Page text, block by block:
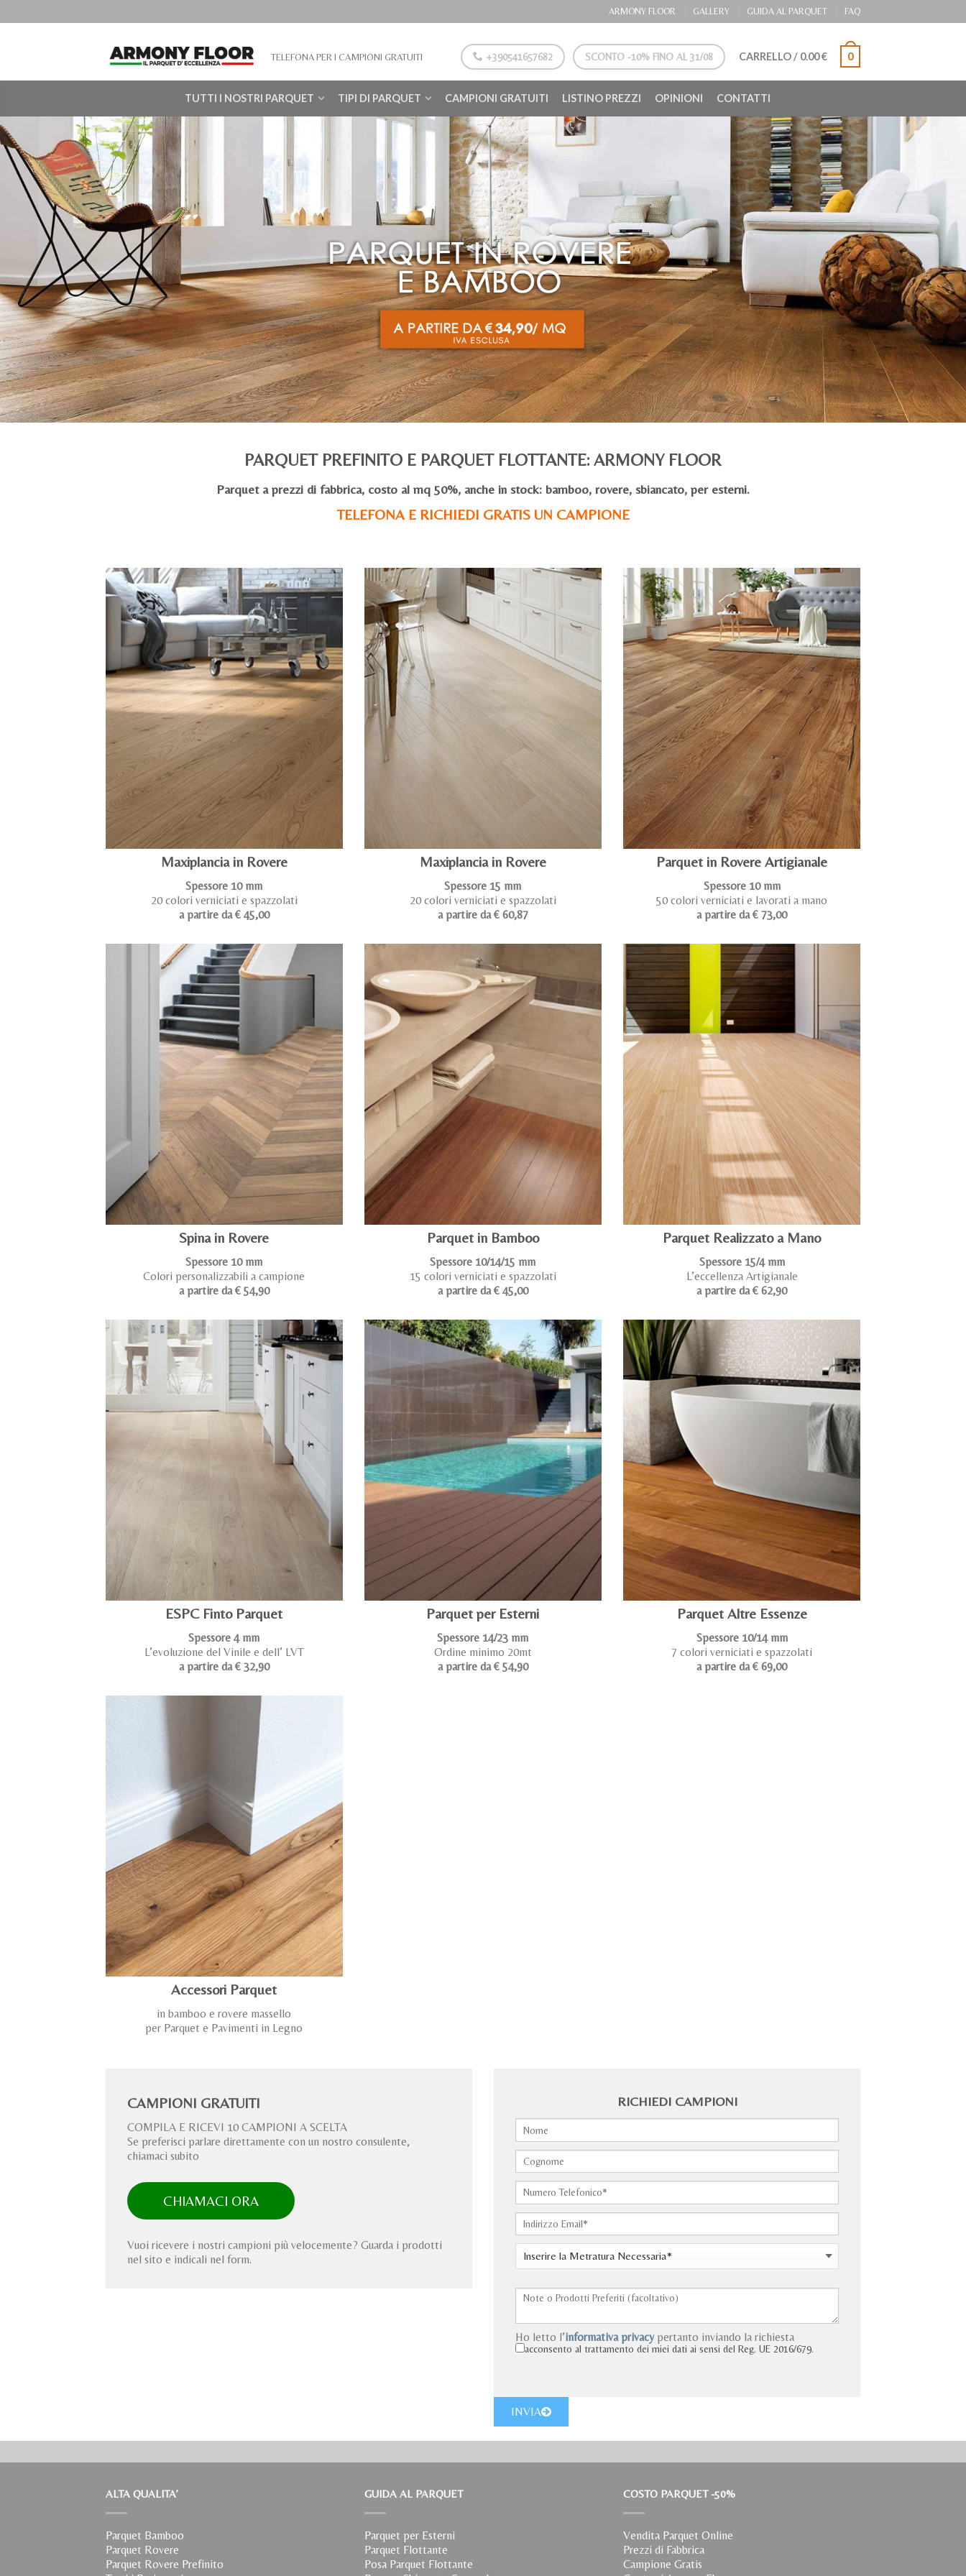
ARMONY FLOOR GALLERY GUIDA AL PARQUET FAQ
TELEFONA PER I CAMPIONI GRATUITI +390541657682 SCONTO -10% FINO AL 31/08 CARRELLO/ 0.00€ 0
TUTTI I NOSTRI PARQUET TIPI DI PARQUET CAMPIONI GRATUITI LISTINO PREZZI OPINIONI CONTATTI
PARQUET PREFINITO E PARQUET FLOTTANTE: ARMONY FLOOR
Parquet a prezzi di fabbrica, costo al mq 50%, anche in stock: bamboo, rovere, sbiancato, per esterni.
TELEFONA E RICHIEDI GRATIS UN CAMPIONE
Maxiplancia in Rovere
Spessore 10 mm
20 colori verniciati e spazzolati
a partire da € 45,00
Maxiplancia in Rovere
Spessore 15 mm
20 colori verniciati e spazzolati
a partire da € 60,87
Parquet in Rovere Artigianale
Spessore 10 mm
50 colori verniciati e lavorati a mano
a partire da € 73,00
Spina in Rovere
Spessore 10 mm
Colori personalizzabili a campione
a partire da € 54,90
Parquet in Bamboo
Spessore 10/14/15 mm
15 colori verniciati e spazzolati
a partire da € 45,00
Parquet Realizzato a Mano
Spessore 15/4 mm
L’eccellenza Artigianale
a partire da € 62,90
ESPC Finto Parquet
Spessore 4 mm
L’evoluzione del Vinile e dell’ LVT
a partire da € 32,90
Parquet per Esterni
Spessore 14/23 mm
Ordine minimo 20mt
a partire da € 54,90
Parquet Altre Essenze
Spessore 10/14 mm
7 colori verniciati e spazzolati
a partire da € 69,00
Accessori Parquet
in bamboo e rovere massello
per Parquet e Pavimenti in Legno
CAMPIONI GRATUITI
COMPILA E RICEVI 10 CAMPIONI A SCELTA
Se preferisci parlare direttamente con un nostro consulente,
chiamaci subito
CHIAMACI ORA
Vuoi ricevere i nostri campioni più velocemente? Guarda i prodotti
nel sito e indicali nel form.
RICHIEDI CAMPIONI
Ho letto l’informativa privacypertanto inviando la richiesta
acconsento al trattamento dei miei dati ai sensi del Reg. UE 2016/679.
INVIA
ALTA QUALITA’
Parquet Bamboo
Parquet Rovere
Parquet Rovere Prefinito
GUIDA AL PARQUET
Parquet per Esterni
Parquet Flottante
Posa Parquet Flottante
COSTO PARQUET -50%
Vendita Parquet Online
Prezzi di Fabbrica
Campione Gratis